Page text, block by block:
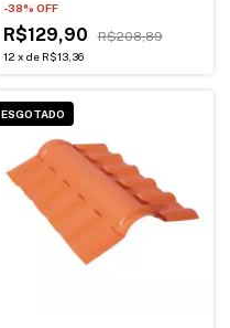
-38% OFF
R$129,90 R$208,89
12 x de R$13,36
ESGOTADO